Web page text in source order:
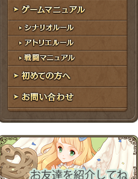
サイドストーリー
ゲームマニュアル
シナリオルール
アトリエルール
戦闘マニュアル
初めての方へ
お問い合わせ